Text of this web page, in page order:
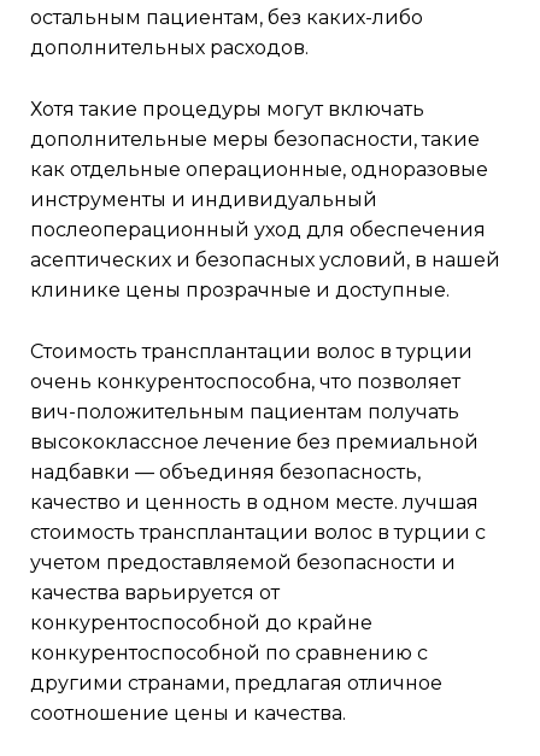
остальным пациентам, без каких-либо
дополнительных расходов.
хотя такие процедуры могут включать
дополнительные меры безопасности, такие
как отдельные операционные, одноразовые
инструменты и индивидуальный
послеоперационный уход для обеспечения
асептических и безопасных условий, в нашей
клинике цены прозрачные и доступные.
стоимость трансплантации волос в турции
очень конкурентоспособна, что позволяет
вич-положительным пациентам получать
высококлассное лечение без премиальной
надбавки — объединяя безопасность,
качество и ценность в одном месте. лучшая
стоимость трансплантации волос в турции с
учетом предоставляемой безопасности и
качества варьируется от
конкурентоспособной до крайне
конкурентоспособной по сравнению с
другими странами, предлагая отличное
соотношение цены и качества.